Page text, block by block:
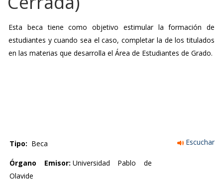
Esta beca tiene como objetivo estimular la formación de
estudiantes y cuando sea el caso, completar la de los titulados
en las materias que desarrolla el Área de Estudiantes de Grado.
Escuchar
Tipo: Beca
Órgano Emisor: Universidad Pablo de
Olavide